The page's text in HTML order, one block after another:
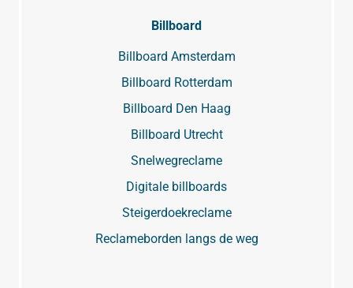
Billboard
Billboard Amsterdam
Billboard Rotterdam
Billboard Den Haag
Billboard Utrecht
Snelwegreclame
Digitale billboards
Steigerdoekreclame
Reclameborden langs de weg